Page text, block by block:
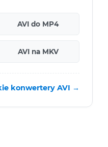
AVI do MP4
AVI na MKV
konwertery AVI →